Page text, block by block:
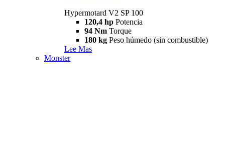
Hypermotard V2 SP 100
120,4 hp Potencia
94 Nm Torque
180 kg Peso húmedo (sin combustible)
Lee Mas
Monster